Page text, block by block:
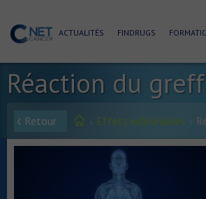
ACTUALITÉS FINDRUGS
Réaction du
Retour Effets indésirables